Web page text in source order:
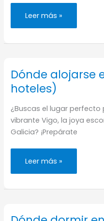
Ávila
sus
Leer más »
Dónde alojarse
hoteles)
¿Buscas el lugar
vibrante Vigo, la joya
Galicia? ¡Prepárate
Dónde
en
(mejores
Leer más »